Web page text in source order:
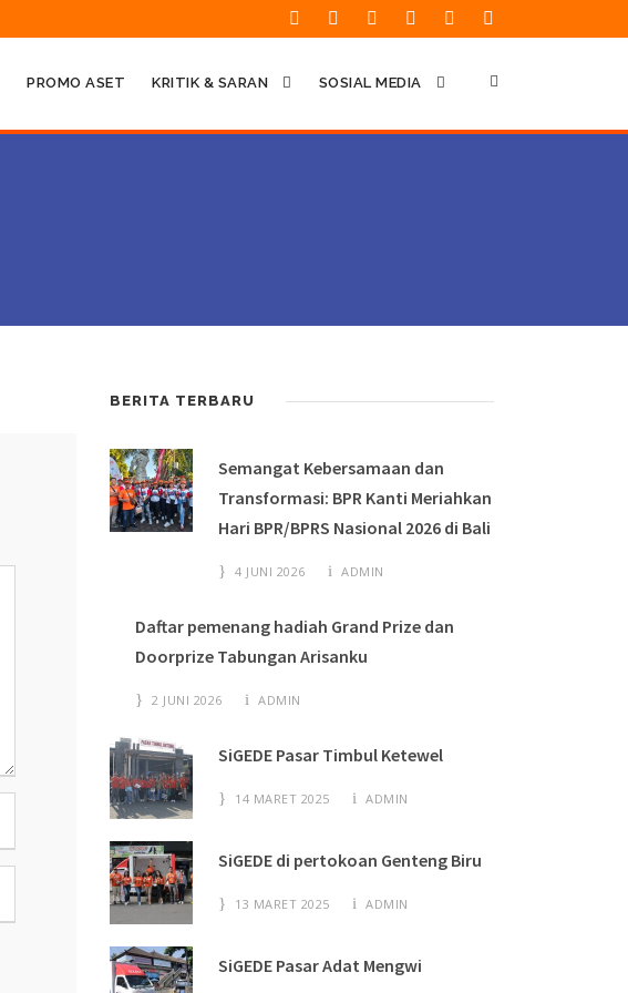
PROMO ASET KRITIK & SARAN SOSIAL MEDIA
BERITA TERBARU
Semangat Kebersamaan dan
Transformasi: BPR Kanti Meriahkan
Hari BPR/BPRS Nasional 2026 di Bali
4 JUNI 2026 ADMIN
Daftar pemenang hadiah Grand Prize dan
Doorprize Tabungan Arisanku
2 JUNI 2026 ADMIN
SiGEDE Pasar Timbul Ketewel
14 MARET 2025 ADMIN
SiGEDE di pertokoan Genteng Biru
13 MARET 2025 ADMIN
SiGEDE Pasar Adat Mengwi